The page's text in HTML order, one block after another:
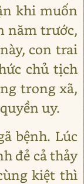
khi muốn
năm trước,
con trai
chủ tịch
trong xã,
uy.
bệnh. Lúc
đẻ cả thảy
kiệt thì